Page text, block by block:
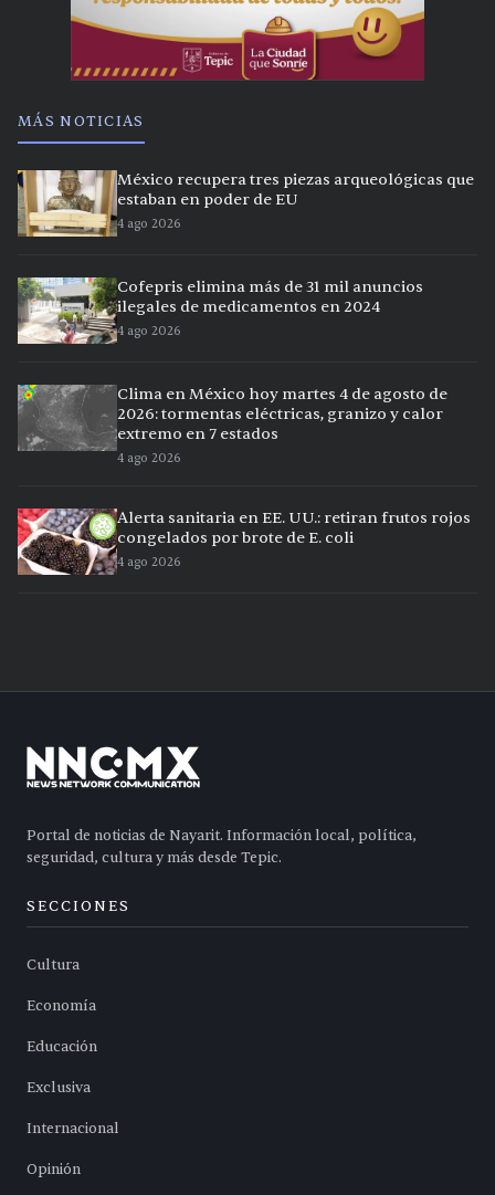
MÁS NOTICIAS
México recupera tres piezas arqueológicas que
estaban en poder de EU
4 ago 2026
Cofepris elimina más de 31 mil anuncios
ilegales de medicamentos en 2024
4 ago 2026
Clima en México hoy martes 4 de agosto de
2026: tormentas eléctricas, granizo y calor
extremo en 7 estados
4 ago 2026
Alerta sanitaria en EE. UU.: retiran frutos rojos
congelados por brote de E. coli
4 ago 2026
Portal de noticias de Nayarit. Información local, política,
seguridad, cultura y más desde Tepic.
SECCIONES
Cultura
Economía
Educación
Exclusiva
Internacional
Opinión